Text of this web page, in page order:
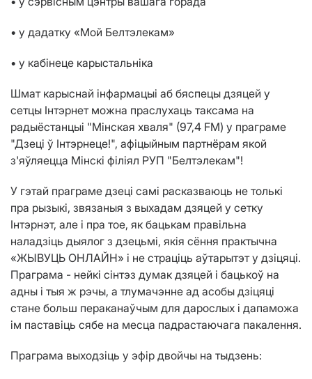
• у дадатку «Мой Белтэлекам»
• у кабінеце карыстальніка
Шмат карыснай інфармацыі аб бяспецы дзяцей у
сетцы Інтэрнет можна праслухаць таксама на
радыёстанцыі "Мінская хваля" (97,4 FM) у праграме
"Дзеці ў Інтэрнеце!", афіцыйным партнёрам якой
з'яўляецца Мінскі філіял РУП "Белтэлекам"!
У гэтай праграме дзеці самі расказваюць не толькі
пра рызыкі, звязаныя з выхадам дзяцей у сетку
Інтэрнэт, але і пра тое, як бацькам правільна
наладзіць дыялог з дзецьмі, якія сёння практычна
«ЖЫВУЦЬ ОНЛАЙН» і не страціць аўтарытэт у дзіцяці.
Праграма - нейкі сінтэз думак дзяцей і бацькоў на
адны і тыя ж рэчы, а тлумачэнне ад асобы дзіцяці
стане больш пераканаўчым для дарослых і дапаможа
ім паставіць сябе на месца падрастаючага пакалення.
Праграма выходзіць у эфір двойчы на ​​тыдзень: